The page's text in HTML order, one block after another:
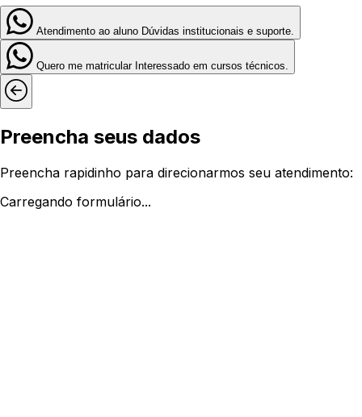
Atendimento ao aluno Dúvidas institucionais e suporte.
Quero me matricular Interessado em cursos técnicos.
Preencha seus dados
Preencha rapidinho para direcionarmos seu atendimento:
Carregando formulário...